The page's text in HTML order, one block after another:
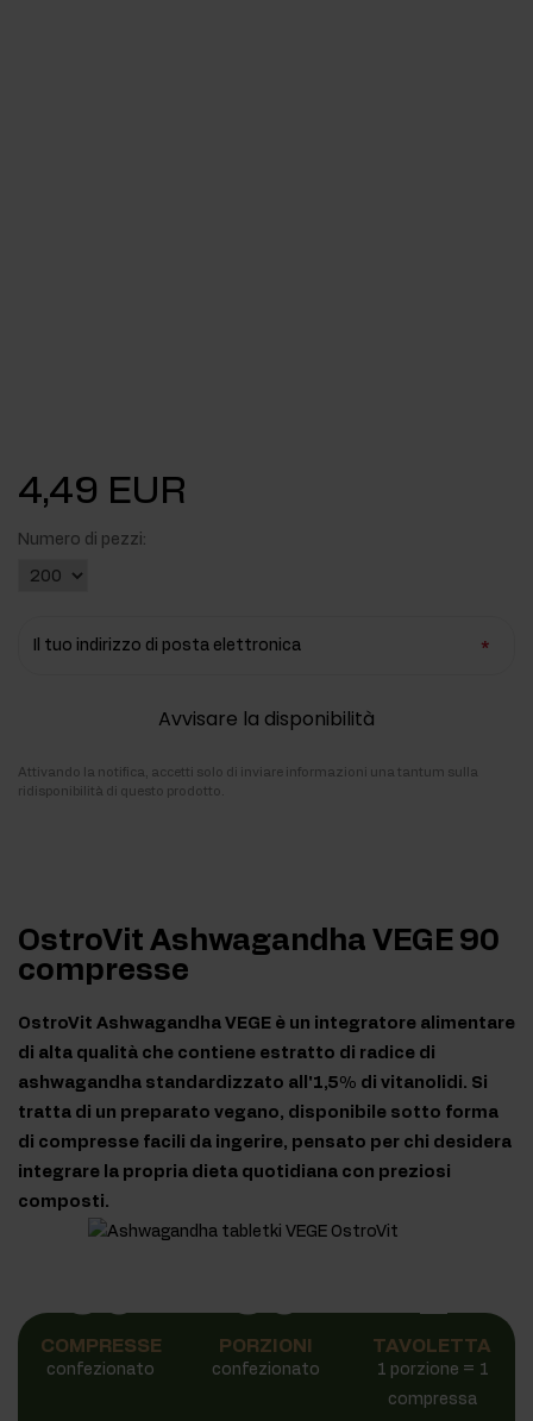
4,49 EUR
Numero di pezzi:
Il tuo indirizzo di posta elettronica
Avvisare la disponibilità
Attivando la notifica, accetti solo di inviare informazioni una tantum sulla
ridisponibilità di questo prodotto.
OstroVit Ashwagandha VEGE 90
compresse
OstroVit Ashwagandha VEGE è un integratore alimentare
di alta qualità che contiene estratto di radice di
ashwagandha standardizzato all'1,5% di vitanolidi. Si
tratta di un preparato vegano, disponibile sotto forma
di compresse facili da ingerire, pensato per chi desidera
integrare la propria dieta quotidiana con preziosi
composti.
90
COMPRESSE
confezionato
90
PORZIONI
confezionato
1
TAVOLETTA
1 porzione = 1
compressa